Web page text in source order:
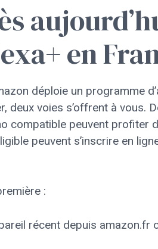
en
déploie un programme
deux voies s’offrent à vous.
compatible peuvent profiter
peuvent s’inscrire en
:
récent depuis amazon.fr